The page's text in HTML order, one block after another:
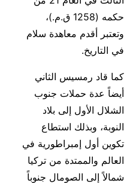
حكمه (1258 ق.م.)،
وتعتبر أقدم معاهدة سلام
في التاريخ.
كما قاد رمسيس الثاني
أيضاً عدة حملات جنوب
الشلال الأول إلى بلاد
النوبة، وبذلك استطاع
تكوين أول إمبراطورية في
العالم والممتدة من تركيا
شمالاً إلى الصومال جنوباً